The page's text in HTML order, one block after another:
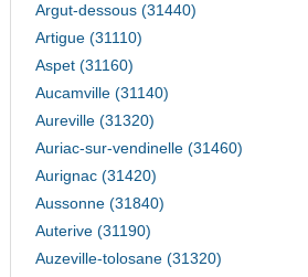
Argut-dessous (31440)
Artigue (31110)
Aspet (31160)
Aucamville (31140)
Aureville (31320)
Auriac-sur-vendinelle (31460)
Aurignac (31420)
Aussonne (31840)
Auterive (31190)
Auzeville-tolosane (31320)